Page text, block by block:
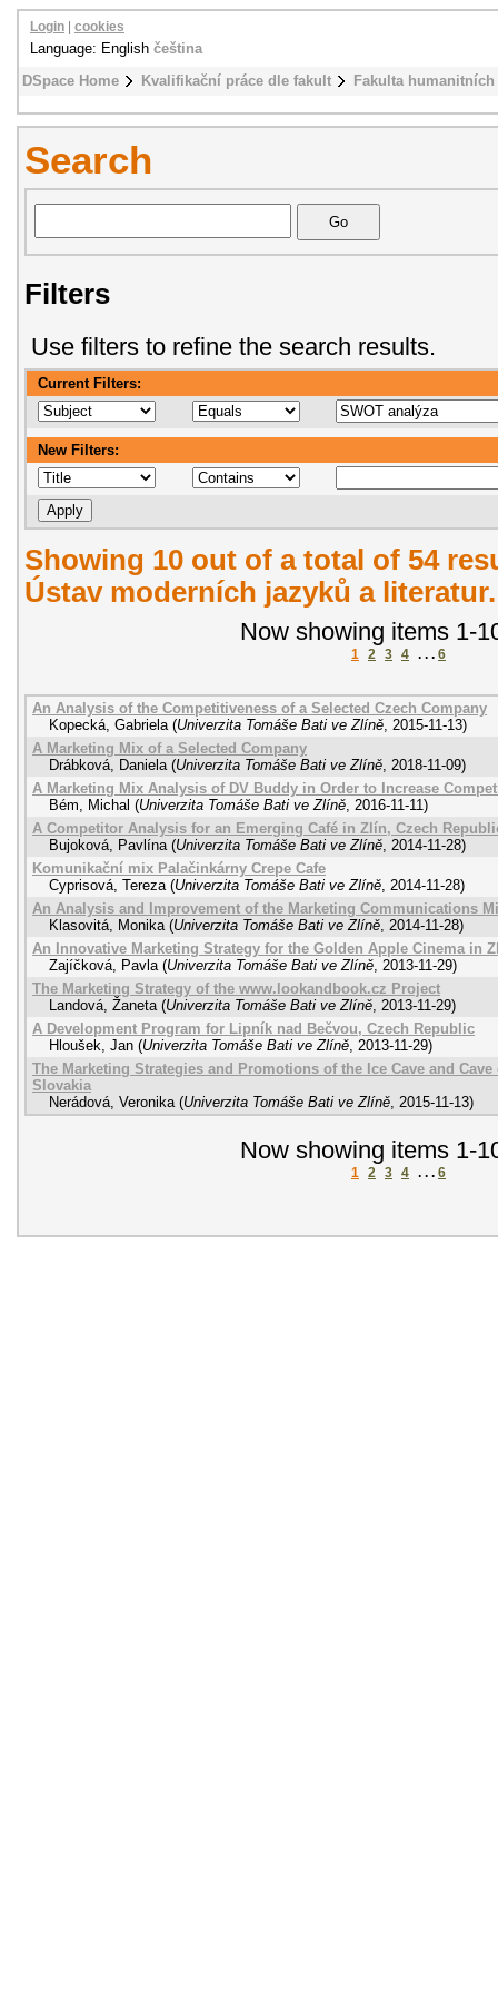
DSpace Home Kvalifikační práce dle fakult Fakulta
Login cookies
Language: English čeština
Search
Filters
Use filters to refine the search results.
Current Filters:
New Filters:
Showing 10 out of a total of 54
Ústav moderních jazyků a
Now showing items 1-
1 2 3 4 . . . 6
An Analysis of the Competitiveness of a Selected Czech Company
Kopecká, Gabriela (Univerzita Tomáše Bati ve Zlíně 2015-11-13)
A Marketing Mix of a Selected Company
Drábková, Daniela (Univerzita Tomáše Bati ve Zlíně 2018-11-09)
A Marketing Mix Analysis of DV Buddy in Order to Increase
Bém, Michal (Univerzita Tomáše Bati ve Zlíně 2016-11-11)
A Competitor Analysis for an Emerging Café in Zlín, Czech
Bujoková, Pavlína (Univerzita Tomáše Bati ve Zlíně 2014-11-28)
Komunikační mix Palačinkárny Crepe Cafe
Cyprisová, Tereza (Univerzita Tomáše Bati ve Zlíně 2014-11-28)
An Analysis and Improvement of the Marketing Communications
Klasovitá, Monika (Univerzita Tomáše Bati ve Zlíně 2014-11-28)
An Innovative Marketing Strategy for the Golden Apple Cinema in
Zajíčková, Pavla (Univerzita Tomáše Bati ve Zlíně 2013-11-29)
The Marketing Strategy of the www.lookandbook.cz Project
Landová, Žaneta (Univerzita Tomáše Bati ve Zlíně 2013-11-29)
A Development Program for Lipník nad Bečvou, Czech Republic
Hloušek, Jan (Univerzita Tomáše Bati ve Zlíně 2013-11-29)
The Marketing Strategies and Promotions of the Ice Cave and
Slovakia
Nerádová, Veronika (Univerzita Tomáše Bati ve Zlíně 2015-11-13)
Now showing items 1-
1 2 3 4 . . . 6